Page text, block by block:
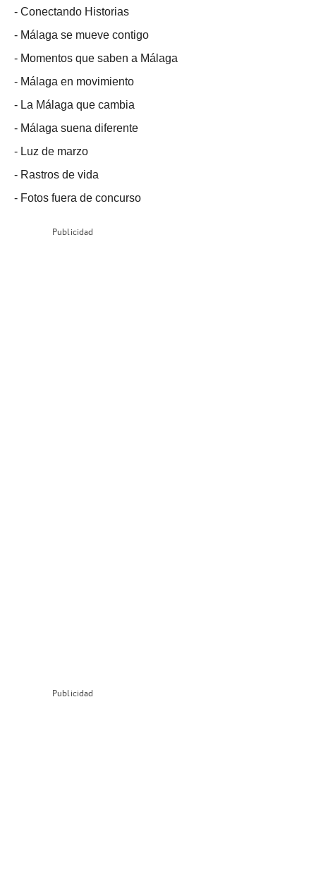
- Conectando Historias
- Málaga se mueve contigo
- Momentos que saben a Málaga
- Málaga en movimiento
- La Málaga que cambia
- Málaga suena diferente
- Luz de marzo
- Rastros de vida
- Fotos fuera de concurso
Publicidad
Publicidad